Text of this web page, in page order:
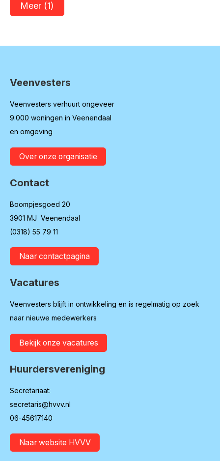
Meer (1)
Contactinformatie
Veenvesters
Veenvesters verhuurt ongeveer
9.000 woningen in Veenendaal
en omgeving
Over onze organisatie
Contact
Boompjesgoed 20
3901 MJ Veenendaal
(0318) 55 79 11
Naar contactpagina
Vacatures
Veenvesters blijft in ontwikkeling en is regelmatig op zoek
naar nieuwe medewerkers
Bekijk onze vacatures
Huurdersvereniging
Secretariaat:
secretaris@hvvv.nl
06-45617140
Naar website HVVV